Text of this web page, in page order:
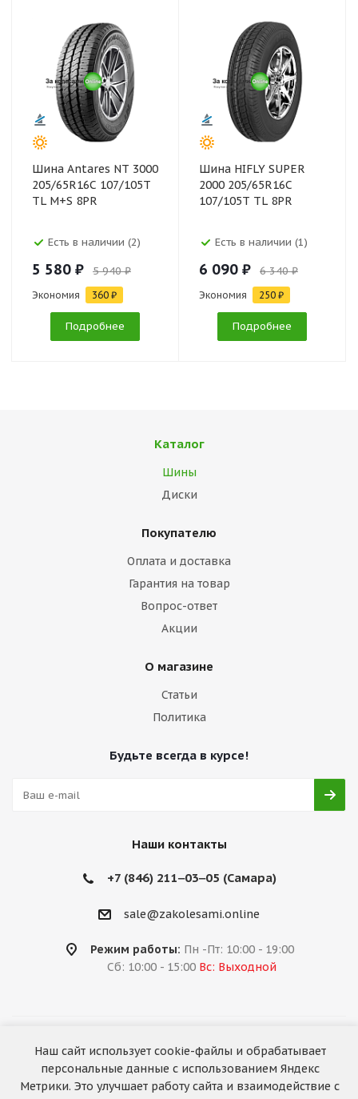
Шина Antares NT 3000
205/65R16C 107/105T
TL M+S 8PR
Есть в наличии (2)
5 580 ₽ 5 940 ₽
Экономия 360 ₽
Подробнее
Шина HIFLY SUPER
2000 205/65R16C
107/105T TL 8PR
Есть в наличии (1)
6 090 ₽ 6 340 ₽
Экономия 250 ₽
Подробнее
Каталог
Шины
Диски
Покупателю
Оплата и доставка
Гарантия на товар
Вопрос-ответ
Акции
О магазине
Статьи
Политика
Будьте всегда в курсе!
Наши контакты
+7 (846) 211‒03‒05 (Самара)
sale@zakolesami.online
Режим работы: Пн -Пт: 10:00 - 19:00
Сб: 10:00 - 15:00 Вс: Выходной
2026 © «За колёсами.Online»
Запуск сайта —RuMaster
Наш сайт использует cookie-файлы и обрабатывает
персональные данные с использованием Яндекс
Метрики. Это улучшает работу сайта и взаимодействие с